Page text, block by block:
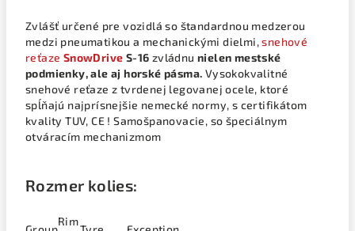
Zvlášť určené pre vozidlá so štandardnou medzerou
medzi pneumatikou a mechanickými dielmi,snehové
reťaze SnowDrive S-16 zvládnunielen mestské
podmienky, ale aj horské pásma. Vysokokvalitné
snehové reťaze z tvrdenej legovanej ocele, ktoré
spĺňajú najprísnejšie nemecké normy, s certifikátom
kvality TUV, CE ! Samošpanovacie, so špeciálnym
otváracím mechanizmom
Rozmer kolies:
Rim